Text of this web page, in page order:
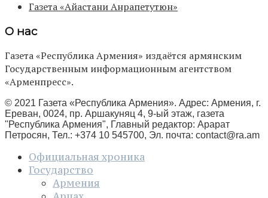
Газета «Айастани Анрапетутюн»
О нас
Газета «Республика Армения» издаётся армянским
Государственным информационным агентством
«Арменпресс».
© 2021 Газета «Республика Армения». Адрес: Армения, г.
Ереван, 0024, пр. Аршакуняц 4, 9-ый этаж, газета
"Республика Армения", Главный редактор: Арарат
Петросян, Тел.: +374 10 545700, Эл. почта: contact@ra.am
Официальная хроника
Государство
Армения